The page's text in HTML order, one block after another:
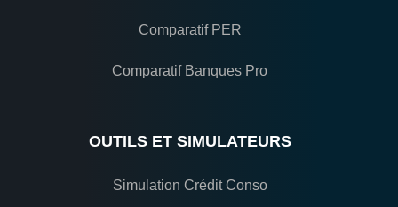
Comparatif PER
Comparatif Banques Pro
OUTILS ET SIMULATEURS
Simulation Crédit Conso